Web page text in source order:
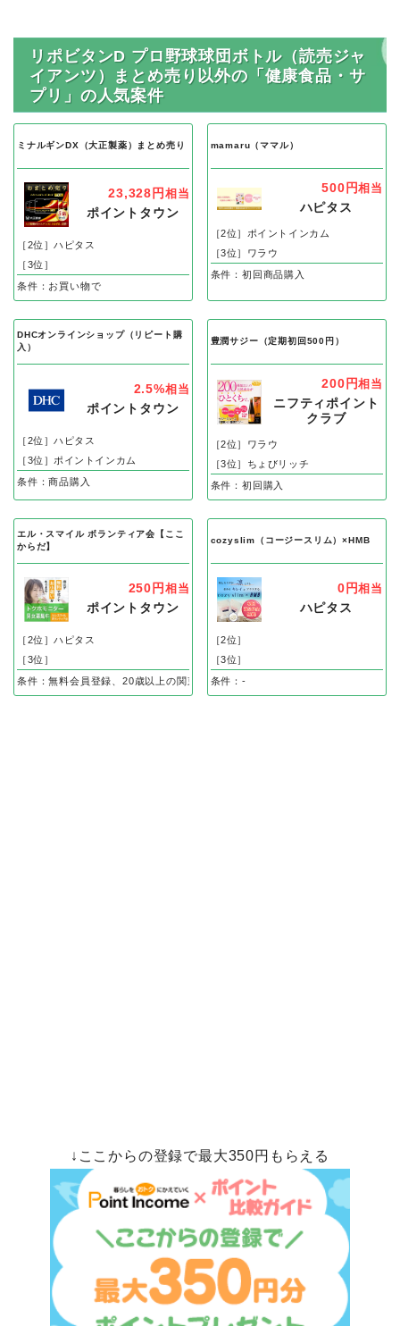
リポビタンD プロ野球球団ボトル（読売ジャ
イアンツ）まとめ売り以外の「健康食品・サ
プリ」の人気案件
ミナルギンDX（大正製薬）まとめ売り
23,328円 相当
ポイントタウン
［2位］ハピタス
［3位］
条件：お買い物で
mamaru（ママル）
500円相当
ハピタス
［2位］ポイントインカム
［3位］ワラウ
条件：初回商品購入
DHCオンラインショップ（リピート購
入）
2.5%相当
ポイントタウン
［2位］ハピタス
［3位］ポイントインカム
条件：商品購入
豊潤サジー（定期初回500円）
200円相当
ニフティポイント
クラブ
［2位］ワラウ
［3位］ちょびリッチ
条件：初回購入
エル・スマイル ボランティア会【ここ
からだ】
250円 相当
ポイントタウン
［2位］ハピタス
［3位］
条件：無料会員登録、20歳以上の関東在住の方のみ無料会員登録後、ハガキ到着
cozyslim（コージースリム）×HMB
0円相当
ハピタス
［2位］
［3位］
条件：-
↓ここからの登録で最大350円もらえる